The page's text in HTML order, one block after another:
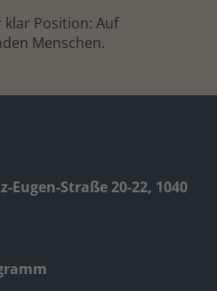
Eugen-Straße 20-22, 1040
klar Position: Auf
Menschen.